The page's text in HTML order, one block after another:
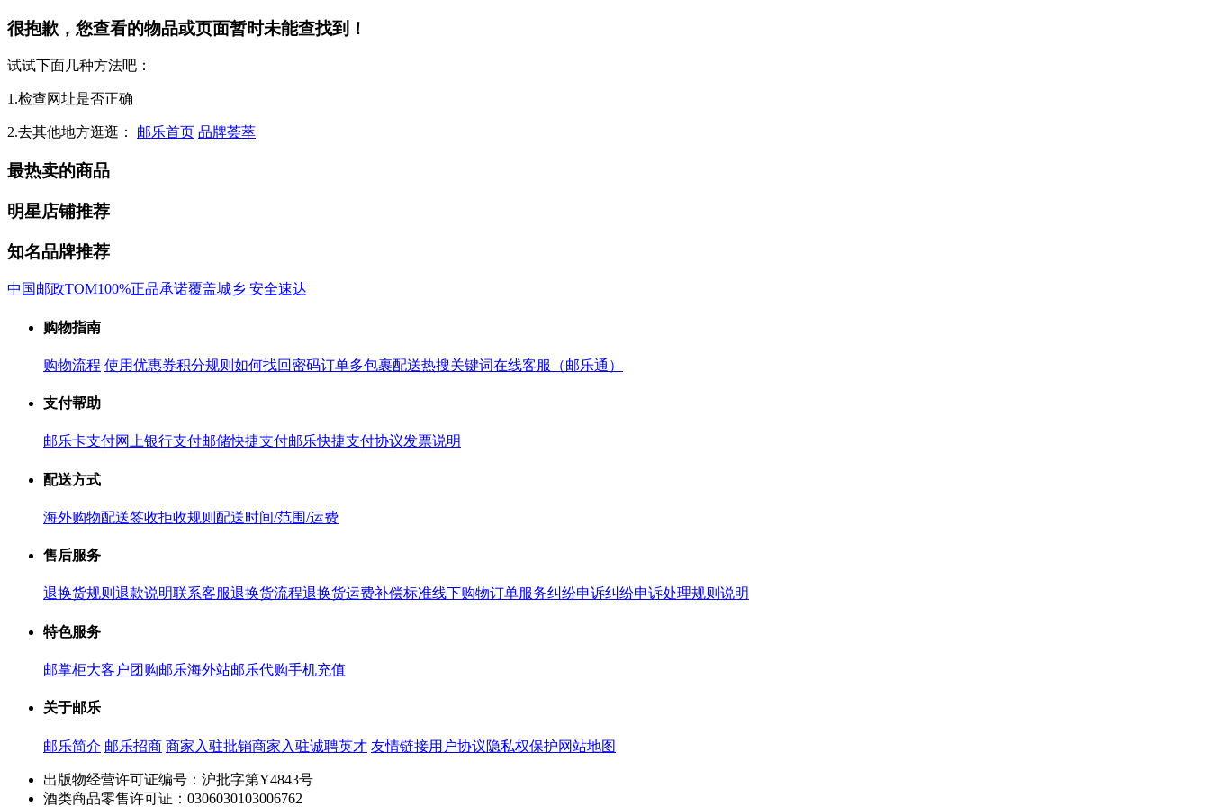
很抱歉，您查看的物品或页面暂时未能查找到！
试试下面几种方法吧：
1.检查网址是否正确
2.去其他地方逛逛： 邮乐首页 品牌荟萃
最热卖的商品
明星店铺推荐
知名品牌推荐
中国邮政TOM100%正品承诺覆盖城乡 安全速达
购物指南
购物流程 使用优惠券积分规则 如何找回密码订单多包裹配送热搜关键词在线客服（邮乐通）
支付帮助
邮乐卡支付网上银行支付邮储快捷支付邮乐快捷支付协议发票说明
配送方式
海外购物配送签收拒收规则 配送时间/范围/运费
售后服务
退换货规则 退款说明联系客服退换货流程退换货运费补偿标准线下购物订单服务纠纷申诉纠纷申诉处理规则说明
特色服务
邮掌柜大客户团购邮乐海外站邮乐代购手机充值
关于邮乐
邮乐简介 邮乐招商 商家入驻批销商家入驻诚聘英才 友情链接用户协议隐私权保护网站地图
出版物经营许可证编号：沪批字第Y4843号
酒类商品零售许可证：0306030103006762